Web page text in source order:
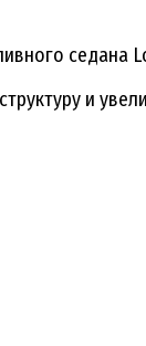
седана
и